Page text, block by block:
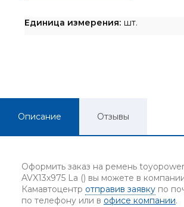
Единица измерения: шт.
Описание Отзывы
Оформить заказ на ремень toyopower
AVX13x975 La () вы можете в
Камавтоцентр отправив заявку по
по телефону или в офисе компании.